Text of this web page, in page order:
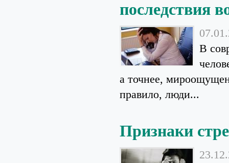
последствия
В
а точнее,
правило, люди...
Признаки